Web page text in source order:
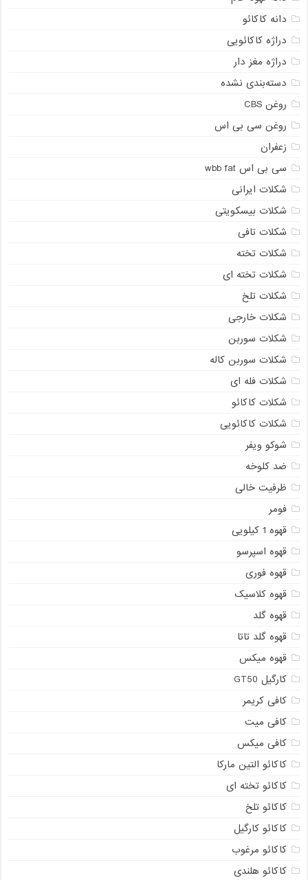
دانه کاکائو
دراژه کاکائویی
دراژه مغز دار
دسته‌بندی نشده
روغن CBS
روغن سی بی اس
زعفران
سی بی اس wbb fat
شکلات ایرانی
شکلات بیسکویتی
شکلات تافی
شکلات تخته
شکلات تخته ای
شکلات تلخ
شکلات خارجی
شکلات سوربن
شکلات سوربن کاله
شکلات فله ای
شکلات کاکائو
شکلات کاکائویی
شوکو ویفر
ضد کلوخه
ظرفیت خالی
فومر
قهوه 1 کیلویی
قهوه اسپرسو
قهوه فوری
قهوه کلاسیک
قهوه گلد
قهوه گلد تاتا
قهوه میکس
کارگیل GT50
کافی کریمر
کافی میت
کافی میکس
کاکائو التین مارکا
کاکائو تخته ای
کاکائو تلخ
کاکائو کارگیل
کاکائو مرغوب
کاکائو هلندی